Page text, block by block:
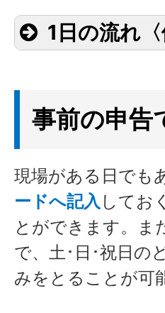
1日の流れ〈
事前の申告
現場がある日でも
ードへ記入 してお
とができます。ま
で、土･日･祝日の
みをとることが可